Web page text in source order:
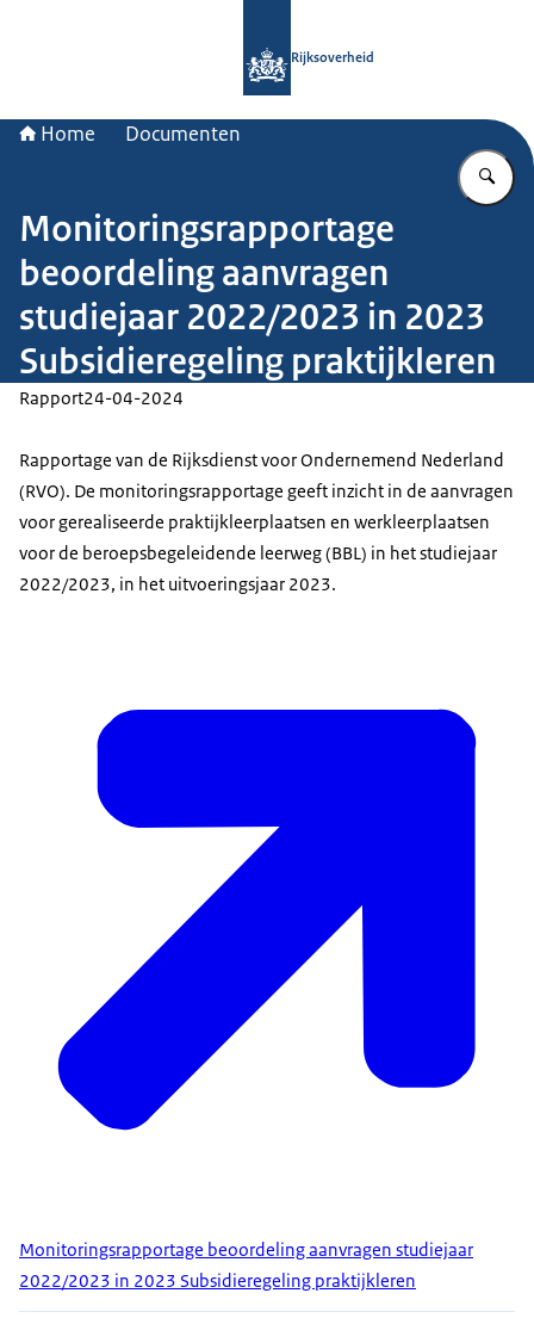
Rijksoverheid
Home Documenten
Monitoringsrapportage
beoordeling aanvragen
studiejaar 2022/2023 in 2023
Subsidieregeling praktijkleren
Rapport24-04-2024
Rapportage van de Rijksdienst voor Ondernemend Nederland
(RVO). De monitoringsrapportage geeft inzicht in de aanvragen
voor gerealiseerde praktijkleerplaatsen en werkleerplaatsen
voor de beroepsbegeleidende leerweg (BBL) in het studiejaar
2022/2023, in het uitvoeringsjaar 2023.
Monitoringsrapportage beoordeling aanvragen studiejaar
2022/2023 in 2023 Subsidieregeling praktijkleren